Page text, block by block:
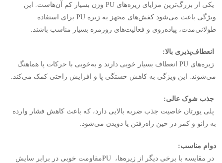
یکی از بزرگ‌ترین مزایای زیره‌های PU وزن بسیار کم آن‌هاست. این
ویژگی باعث می‌شود کفش‌های مجهز به زیره PU برای استفاده
طولانی‌مدت، پیاده‌روی و فعالیت‌های روزمره بسیار مناسب باشند.
انعطاف‌پذیری بالا:
زیره‌های PU انعطاف بسیار خوبی دارند و به‌خوبی با حرکات پا هماهنگ
می‌شوند. این ویژگی به کاهش خستگی پا و افزایش راحتی کمک می‌کند.
جذب شوک عالی:
پلی یورتان خاصیت جذب ضربه بالایی دارد، که باعث کاهش فشار وارده
به زانو و کمر در حین راه‌رفتن یا دویدن می‌شود.
دوام مناسب:
در مقایسه با برخی دیگر از زیره‌ها، PUمقاومت خوبی در برابر سایش